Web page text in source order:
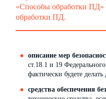
«Способы обработки ПД»
обработки ПД.
описание мер
ст.18.1 и 19
фактически будете
средства обеспечения